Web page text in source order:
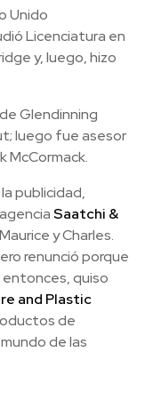
Unido
Licenciatura en
y, luego, hizo
Glendinning
luego fue asesor
McCormack.
publicidad,
Saatchi &
y Charles.
renunció porque
entonces, quiso
and Plastic
de
de las